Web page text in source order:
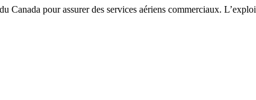
Canada pour assurer des services aériens commerciaux.